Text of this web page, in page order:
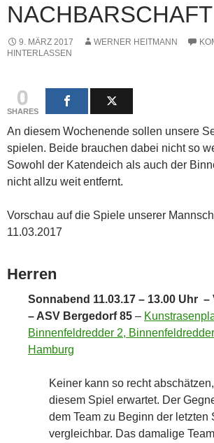
NACHBARSCHAFT
9. MÄRZ 2017 WERNER HEITMANN
HINTERLASSEN
0
SHARES
An diesem Wochenende sollen unsere
spielen. Beide brauchen dabei nicht so
Sowohl der Katendeich als auch der
nicht allzu weit entfernt.
Vorschau auf die Spiele unserer
11.03.2017
Herren
Sonnabend 11.03.17 – 13.00 Uhr
– ASV Bergedorf 85 –
Binnenfeldredder 2,
Hamburg
Keiner kann so recht
diesem Spiel erwartet. Der
dem Team zu Beginn der letzten
vergleichbar. Das damalige